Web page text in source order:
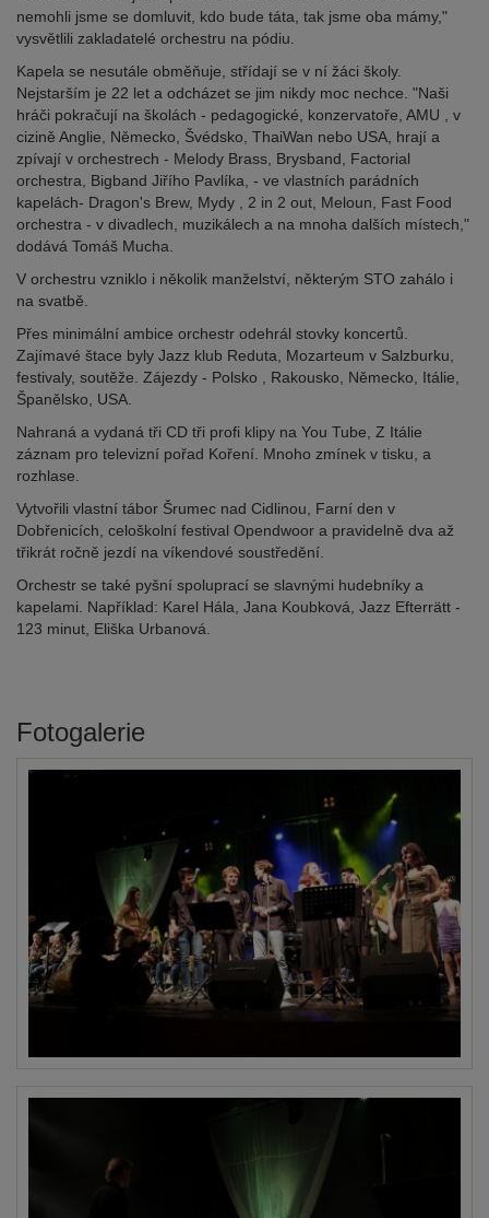
nemohli jsme se domluvit, kdo bude táta, tak jsme oba mámy,"
vysvětlili zakladatelé orchestru na pódiu.
Kapela se nesutále obměňuje, střídají se v ní žáci školy.
Nejstarším je 22 let a odcházet se jim nikdy moc nechce. "Naši
hráči pokračují na školách - pedagogické, konzervatoře, AMU , v
cizině Anglie, Německo, Švédsko, ThaiWan nebo USA, hrají a
zpívají v orchestrech - Melody Brass, Brysband, Factorial
orchestra, Bigband Jiřího Pavlíka, - ve vlastních parádních
kapelách- Dragon's Brew, Mydy , 2 in 2 out, Meloun, Fast Food
orchestra - v divadlech, muzikálech a na mnoha dalších místech,"
dodává Tomáš Mucha.
V orchestru vzniklo i několik manželství, některým STO zahálo i
na svatbě.
Přes minimální ambice orchestr odehrál stovky koncertů.
Zajímavé štace byly Jazz klub Reduta, Mozarteum v Salzburku,
festivaly, soutěže. Zájezdy - Polsko , Rakousko, Německo, Itálie,
Španělsko, USA.
Nahraná a vydaná tři CD tři profi klipy na You Tube, Z Itálie
záznam pro televizní pořad Koření. Mnoho zmínek v tisku, a
rozhlase.
Vytvořili vlastní tábor Šrumec nad Cidlinou, Farní den v
Dobřenicích, celoškolní festival Opendwoor a pravidelně dva až
třikrát ročně jezdí na víkendové soustředění.
Orchestr se také pyšní spoluprací se slavnými hudebníky a
kapelami. Například: Karel Hála, Jana Koubková, Jazz Efterrätt -
123 minut, Eliška Urbanová.
Fotogalerie